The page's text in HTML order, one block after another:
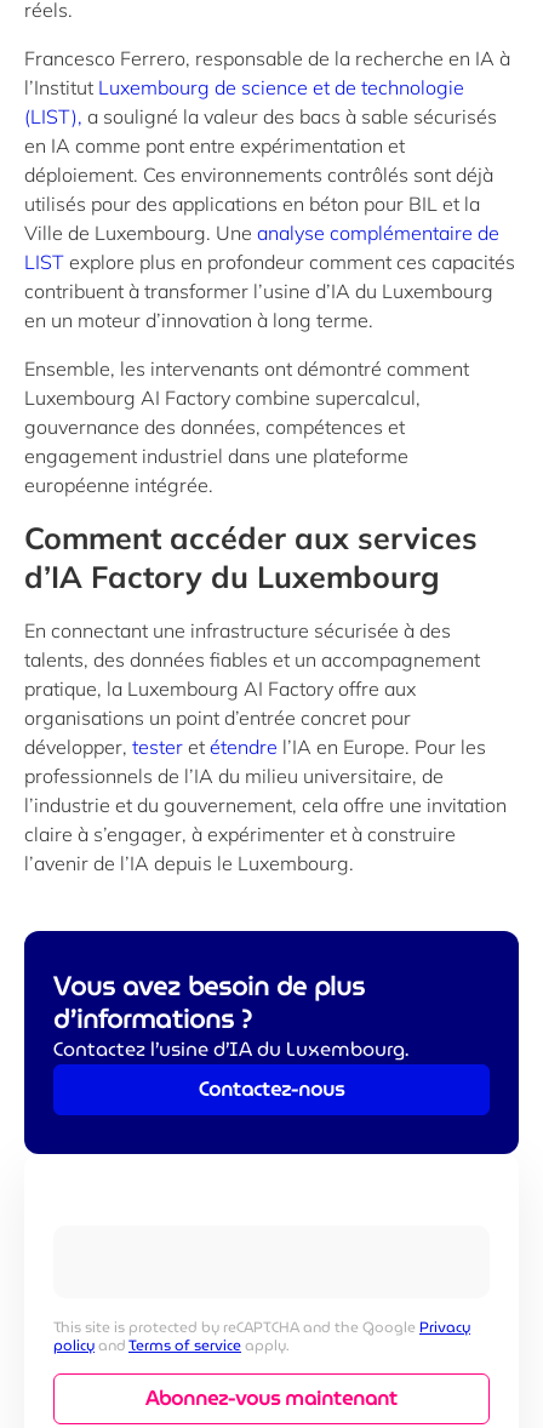
réels.
Francesco Ferrero, responsable de la recherche en IA à
l’Institut Luxembourg de science et de technologie
(LIST), a souligné la valeur des bacs à sable sécurisés
en IA comme pont entre expérimentation et
déploiement. Ces environnements contrôlés sont déjà
utilisés pour des applications en béton pour BIL et la
Ville de Luxembourg. Une analyse complémentaire de
LIST explore plus en profondeur comment ces capacités
contribuent à transformer l’usine d’IA du Luxembourg
en un moteur d’innovation à long terme.
Ensemble, les intervenants ont démontré comment
Luxembourg AI Factory combine supercalcul,
gouvernance des données, compétences et
engagement industriel dans une plateforme
européenne intégrée.
Comment accéder aux services
d’IA Factory du Luxembourg
En connectant une infrastructure sécurisée à des
talents, des données fiables et un accompagnement
pratique, la Luxembourg AI Factory offre aux
organisations un point d’entrée concret pour
développer, tester et étendre l’IA en Europe. Pour les
professionnels de l’IA du milieu universitaire, de
l’industrie et du gouvernement, cela offre une invitation
claire à s’engager, à expérimenter et à construire
l’avenir de l’IA depuis le Luxembourg.
Vous avez besoin de plus
d’informations ?
Contactez l’usine d’IA du Luxembourg.
Contactez-nous
This site is protected by reCAPTCHA and the Google Privacy
policyandTerms of serviceapply.
Abonnez-vous maintenant